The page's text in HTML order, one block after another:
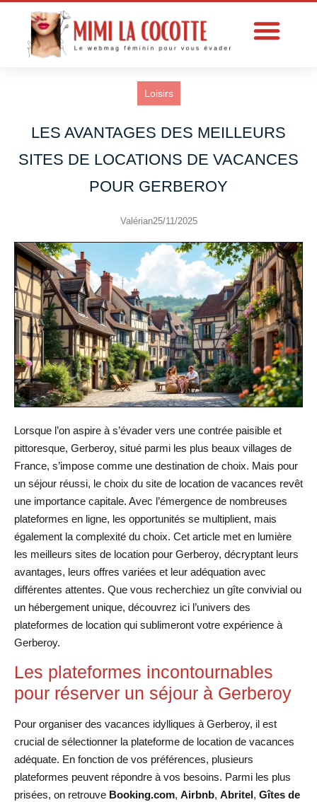
Loisirs
LES AVANTAGES DES MEILLEURS
SITES DE LOCATIONS DE VACANCES
POUR GERBEROY
Valérian25/11/2025
Lorsque l’on aspire à s’évader vers une contrée paisible et
pittoresque, Gerberoy, situé parmi les plus beaux villages de
France, s’impose comme une destination de choix. Mais pour
un séjour réussi, le choix du site de location de vacances revêt
une importance capitale. Avec l’émergence de nombreuses
plateformes en ligne, les opportunités se multiplient, mais
également la complexité du choix. Cet article met en lumière
les meilleurs sites de location pour Gerberoy, décryptant leurs
avantages, leurs offres variées et leur adéquation avec
différentes attentes. Que vous recherchiez un gîte convivial ou
un hébergement unique, découvrez ici l’univers des
plateformes de location qui sublimeront votre expérience à
Gerberoy.
Les plateformes incontournables
pour réserver un séjour à Gerberoy
Pour organiser des vacances idylliques à Gerberoy, il est
crucial de sélectionner la plateforme de location de vacances
adéquate. En fonction de vos préférences, plusieurs
plateformes peuvent répondre à vos besoins. Parmi les plus
prisées, on retrouve Booking.com, Airbnb, Abritel, Gîtes de